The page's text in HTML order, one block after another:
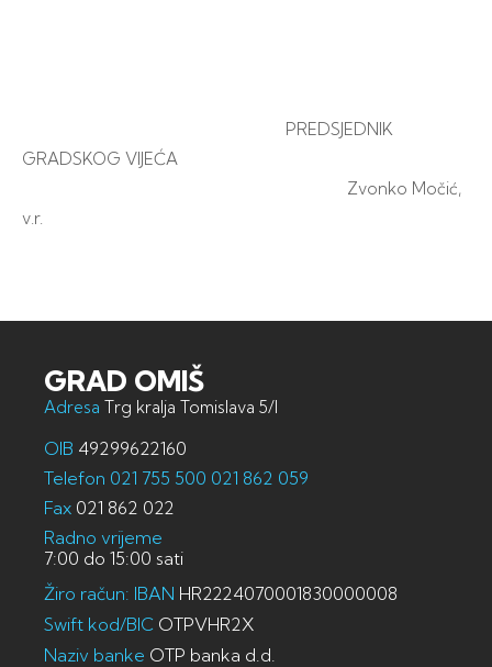
PREDSJEDNIK
GRADSKOG VIJEĆA
Zvonko Močić,
v.r.
GRAD OMIŠ
Adresa Trg kralja Tomislava 5/I
OIB 49299622160
Telefon 021 755 500 021 862 059
Fax 021 862 022
Radno vrijeme
7:00 do 15:00 sati
Žiro račun: IBAN HR2224070001830000008
Swift kod/BIC OTPVHR2X
Naziv banke OTP banka d.d.